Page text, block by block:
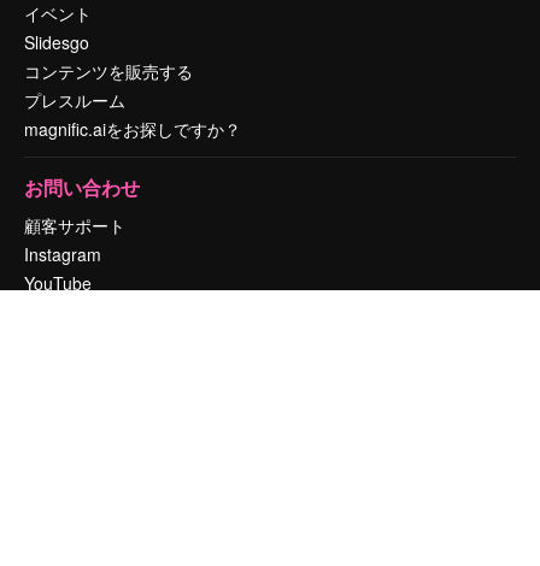
イベント
Slidesgo
コンテンツを販売する
プレスルーム
magnific.aiをお探しですか？
お問い合わせ
顧客サポート
Instagram
YouTube